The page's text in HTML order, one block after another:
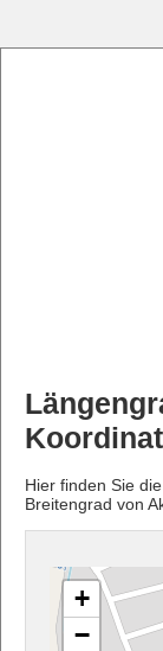
Hier finden Sie
Breitengrad von
+
−